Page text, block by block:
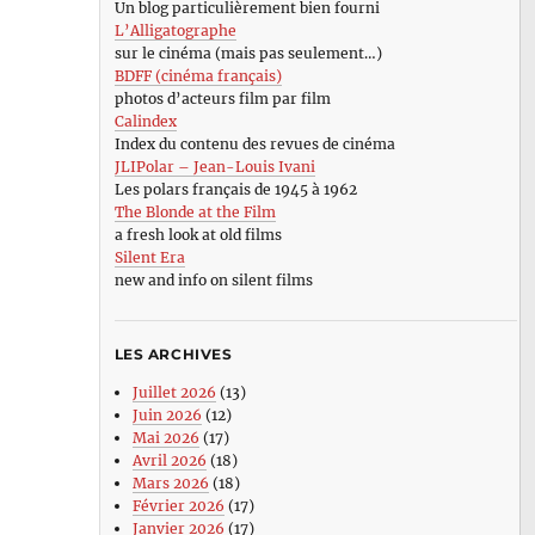
Un blog particulièrement bien fourni
L’Alligatographe
sur le cinéma (mais pas seulement…)
BDFF (cinéma français)
photos d’acteurs film par film
Calindex
Index du contenu des revues de cinéma
JLIPolar – Jean-Louis Ivani
Les polars français de 1945 à 1962
The Blonde at the Film
a fresh look at old films
Silent Era
new and info on silent films
LES ARCHIVES
Juillet 2026 (13)
Juin 2026 (12)
Mai 2026 (17)
Avril 2026 (18)
Mars 2026 (18)
Février 2026 (17)
Janvier 2026 (17)